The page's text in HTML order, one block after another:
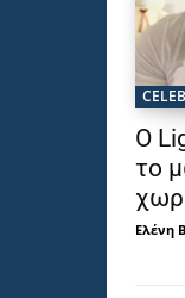
Ο
το
Ελένη